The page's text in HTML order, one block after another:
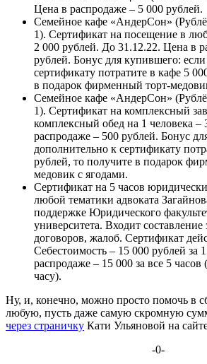
Цена в распродаже – 5 000 рублей.
Семейное кафе «АндерСон»
1). Сертификат на посещение в
2 000 рублей. До 31.12.22. Цена в
рублей. Бонус для купившего:
сертификату потратите в кафе 5
в подарок фирменный торт-
Семейное кафе «АндерСон»
1). Сертификат на комплексный
комплексный обед на 1 человека –
распродаже – 500 рублей. Бонус
дополнительно к сертификату
рублей, то получите в подарок
медовик с ягодами.
Сертификат на 5 часов
любой тематики адвоката
поддержке Юридического
университета. Входит составление
договоров, жалоб. Сертификат
Себестоимость – 15 000 рублей за
распродаже – 15 000 за все 5 часов
часу).
Ну, и, конечно, можно просто помочь в
любую, пусть даже самую скромную
через страничку Кати Ульяновой на
-0-